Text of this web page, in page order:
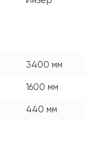
3400 мм
1600 мм
440 мм